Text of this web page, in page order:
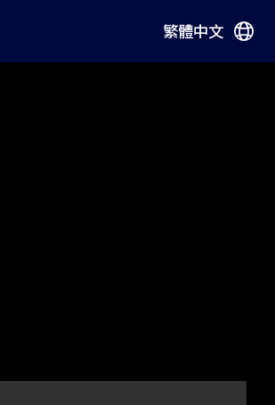
繁體中文